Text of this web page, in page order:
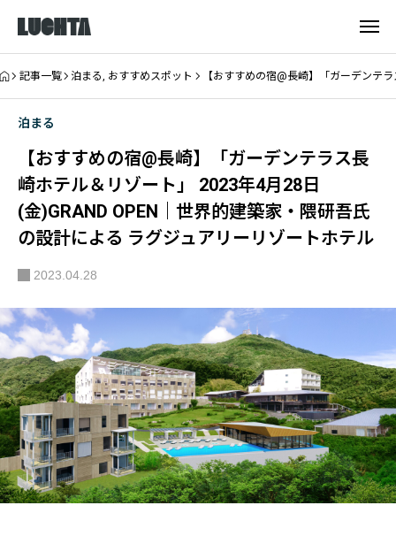
記事一覧 泊まる, おすすめスポット 【おすすめの宿@長崎】「ガーデンテ
泊まる
【おすすめの宿@長崎】「ガーデンテラス長
崎ホテル＆リゾート」 2023年4月28日
(金)GRAND OPEN｜世界的建築家・隈研吾氏
の設計による ラグジュアリーリゾートホテル
2023.04.28